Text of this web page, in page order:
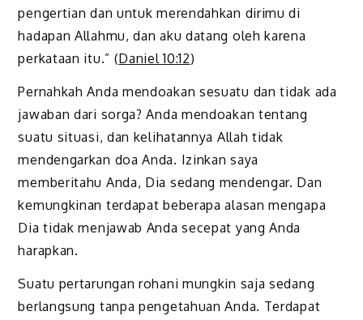
pengertian dan untuk merendahkan dirimu di
hadapan Allahmu, dan aku datang oleh karena
perkataan itu.” (Daniel 10:12)
Pernahkah Anda mendoakan sesuatu dan tidak ada
jawaban dari sorga? Anda mendoakan tentang
suatu situasi, dan kelihatannya Allah tidak
mendengarkan doa Anda. Izinkan saya
memberitahu Anda, Dia sedang mendengar. Dan
kemungkinan terdapat beberapa alasan mengapa
Dia tidak menjawab Anda secepat yang Anda
harapkan.
Suatu pertarungan rohani mungkin saja sedang
berlangsung tanpa pengetahuan Anda. Terdapat